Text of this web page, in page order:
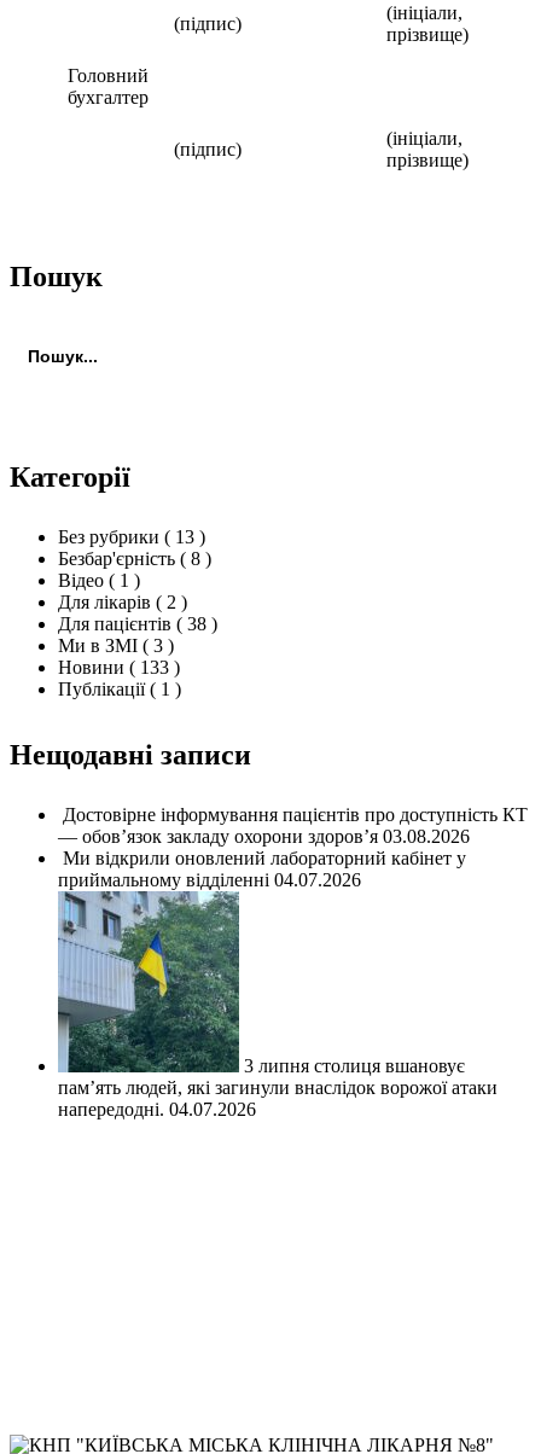
(підпис)
(ініціали,
прізвище)
Головний
бухгалтер
(підпис)
(ініціали,
прізвище)
Пошук
Категорії
Без рубрики ( 13 )
Безбар'єрність ( 8 )
Відео ( 1 )
Для лікарів ( 2 )
Для пацієнтів ( 38 )
Ми в ЗМІ ( 3 )
Новини ( 133 )
Публікації ( 1 )
Нещодавні записи
Достовірне інформування пацієнтів про доступність КТ
— обов’язок закладу охорони здоров’я 03.08.2026
Ми відкрили оновлений лабораторний кабінет у
приймальному відділенні 04.07.2026
3 липня столиця вшановує
пам’ять людей, які загинули внаслідок ворожої атаки
напередодні. 04.07.2026